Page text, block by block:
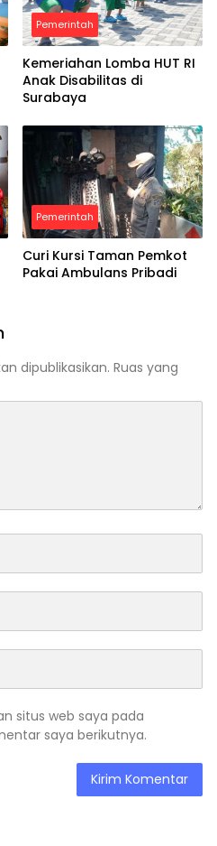
Pemerintah
Kemeriahan Lomba HUT RI
Anak Disabilitas di
Surabaya
Pemerintah
Curi Kursi Taman Pemkot
Pakai Ambulans Pribadi
dipublikasikan. Ruas yang
situs web saya pada
saya berikutnya.